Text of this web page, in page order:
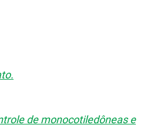
de monocotiledôneas e